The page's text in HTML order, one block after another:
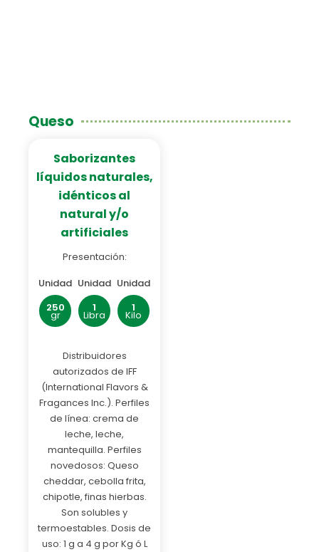
Queso
Saborizantes
líquidos naturales,
idénticos al
natural y/o
artificiales
Presentación:
Unidad
250
gr
Unidad
1
Libra
Unidad
1
Kilo
Distribuidores
autorizados de IFF
(International Flavors &
Fragances Inc.). Perfiles
de línea: crema de
leche, leche,
mantequilla. Perfiles
novedosos: Queso
cheddar, cebolla frita,
chipotle, finas hierbas.
Son solubles y
termoestables. Dosis de
uso: 1 g a 4 g por Kg ó L